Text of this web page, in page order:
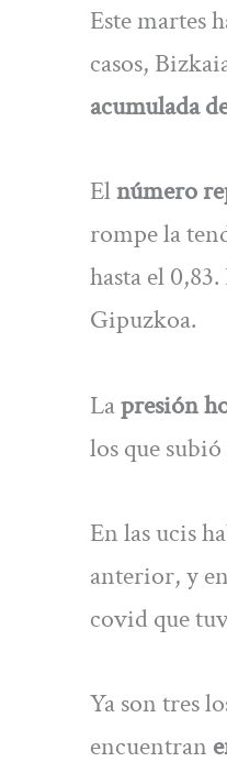
Este martes
casos,
acumulada
Elnúmero
rompe la
hasta el
Gipuzkoa.
Lapresión
los que
En las ucis
anterior, y
covid que
Ya son tres
encuentran